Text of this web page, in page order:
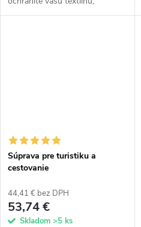
semišovú a membránovú obuv
Súprava pre turistiku a
cestovanie
44,41 € bez DPH
53,74 €
Skladom >5 ks